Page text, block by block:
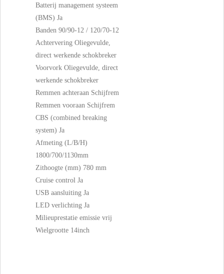
Batterij management systeem
(BMS) Ja
Banden 90/90-12 / 120/70-12
Achtervering Oliegevulde,
direct werkende schokbreker
Voorvork Oliegevulde, direct
werkende schokbreker
Remmen achteraan Schijfrem
Remmen vooraan Schijfrem
CBS (combined breaking
system) Ja
Afmeting (L/B/H)
1800/700/1130mm
Zithoogte (mm) 780 mm
Cruise control Ja
USB aansluiting Ja
LED verlichting Ja
Milieuprestatie emissie vrij
Wielgrootte 14inch